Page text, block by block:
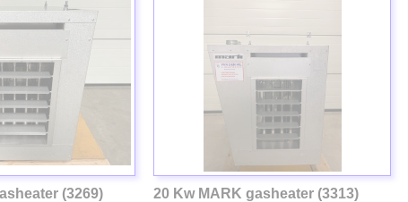
(3269) 20 Kw MARK gasheater (3313)